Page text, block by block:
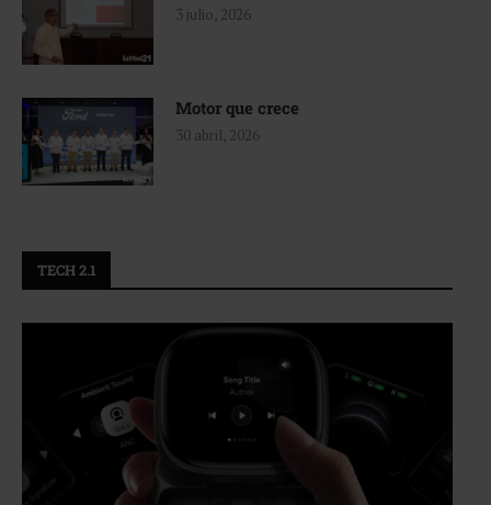
3 julio, 2026
Motor que crece
30 abril, 2026
TECH 2.1